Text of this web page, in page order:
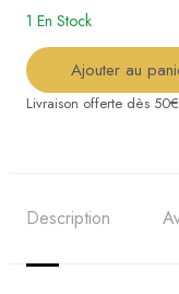
1 En Stock
Infusion
CBD
Détox
Bio
Ajouter au
Livraison offerte dès
Description